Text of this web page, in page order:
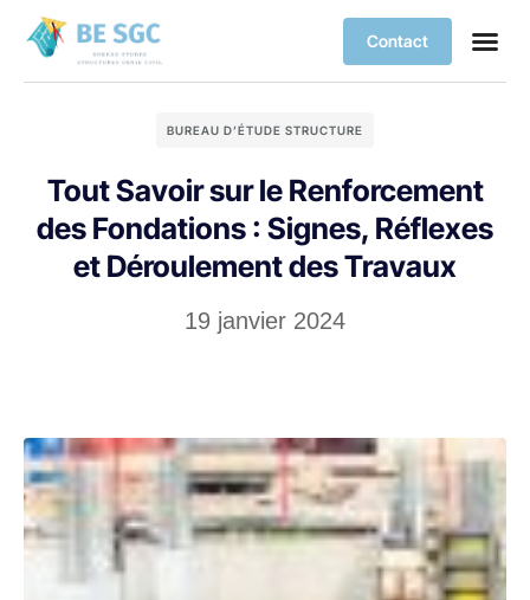
Contact
BUREAU D’ÉTUDE STRUCTURE
Tout Savoir sur le Renforcement
des Fondations : Signes, Réflexes
et Déroulement des Travaux
19 janvier 2024